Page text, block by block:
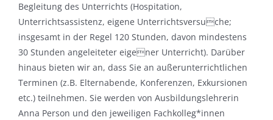
Begleitung des Unterrichts (Hospitation,
Unterrichtsassistenz, eigene Unterrichtsversuche;
insgesamt in der Regel 120 Stunden, davon mindestens
30 Stunden angeleiteter eigener Unterricht). Darüber
hinaus bieten wir an, dass Sie an außerunterrichtlichen
Terminen (z.B. Elternabende, Konferenzen, Exkursionen
etc.) teilnehmen. Sie werden von Ausbildungslehrerin
Anna Person und den jeweiligen Fachkolleg*innen